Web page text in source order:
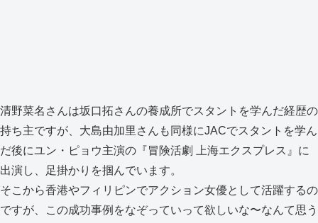
清野菜名さんは坂口拓さんの養成所でスタントを学んだ経歴の
持ち主ですが、大島由加里さんも同様にJACでスタントを学ん
だ後にユン・ピョウ主演の『冒険活劇 上海エクスプレス』に
出演し、足掛かりを掴んでいます。
そこから香港やフィリピンでアクション女優として活躍するの
ですが、この成功事例をなぞっていって欲しいな〜なんて思う